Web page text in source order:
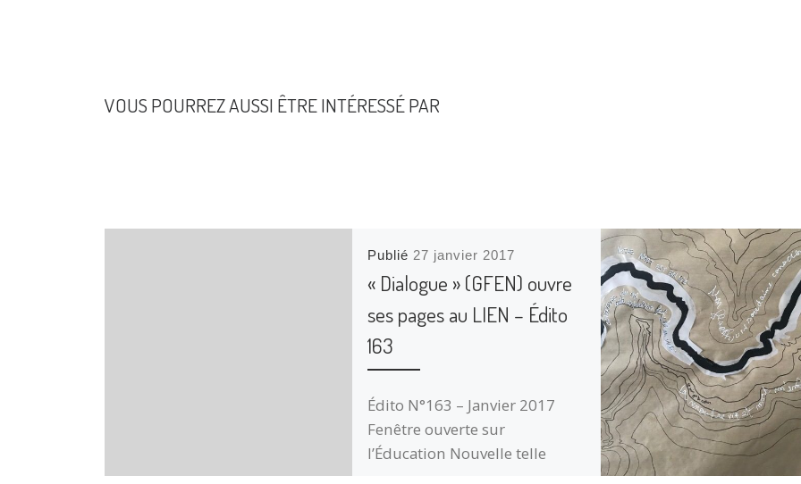
VOUS POURREZ AUSSI ÊTRE INTÉRESSÉ PAR
Publié 27 janvier 2017
« Dialogue » (GFEN) ouvre
ses pages au LIEN – Édito
163
Édito N°163 – Janvier 2017
Fenêtre ouverte sur
l’Éducation Nouvelle telle